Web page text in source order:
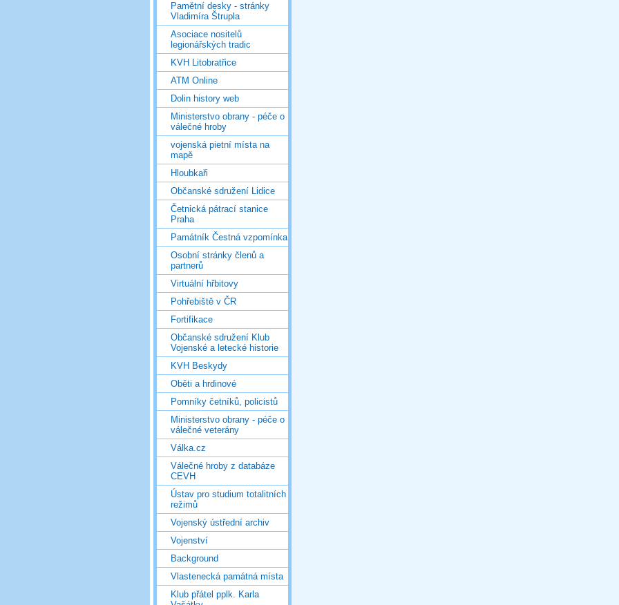
Pamětní desky - stránky
Vladimíra Štrupla
Asociace nositelů
legionářských tradic
KVH Litobratřice
ATM Online
Dolin history web
Ministerstvo obrany - péče o
válečné hroby
vojenská pietní místa na
mapě
Hloubkaři
Občanské sdružení Lidice
Četnická pátrací stanice
Praha
Památník Čestná vzpomínka
Osobní stránky členů a
partnerů
Virtuální hřbitovy
Pohřebiště v ČR
Fortifikace
Občanské sdružení Klub
Vojenské a letecké historie
KVH Beskydy
Oběti a hrdinové
Pomníky četníků, policistů
Ministerstvo obrany - péče o
válečné veterány
Válka.cz
Válečné hroby z databáze
CEVH
Ústav pro studium totalitních
režimů
Vojenský ústřední archiv
Vojenství
Background
Vlastenecká památná místa
Klub přátel pplk. Karla